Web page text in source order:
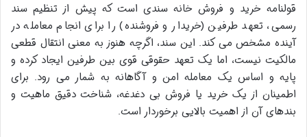
قولنامه خرید و فروش خانه سندی است که پیش از تنظیم سند
رسمی، تعهد طرفین (خریدار و فروشنده) را برای انجام معامله در
آینده مشخص می کند. این سند، اگرچه هنوز به معنی انتقال قطعی
مالکیت نیست، اما یک تعهد حقوقی قوی بین طرفین ایجاد کرده و
پایه و اساس یک معامله امن و آگاهانه به شمار می رود. برای
اطمینان از یک خرید یا فروش بی دغدغه، شناخت دقیق ماهیت و
بندهای آن از اهمیت بالایی برخوردار است.